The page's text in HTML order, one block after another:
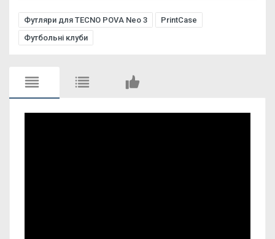
Футляри для TECNO POVA Neo 3
PrintCase
Футбольні клуби